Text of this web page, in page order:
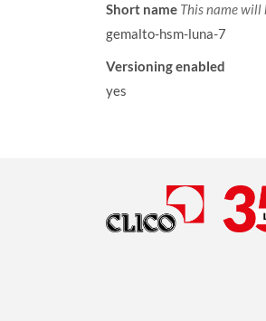
Short name This name will
gemalto-hsm-luna-7
Versioning enabled
yes